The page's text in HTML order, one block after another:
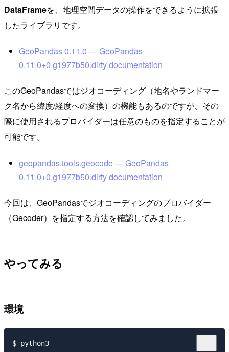
DataFrameを、地理空間データの操作をできるように拡張
したライブラリです。
GeoPandas 0.11.0 — GeoPandas
0.11.0+0.g1977b50.dirty documentation
このGeoPandasではジオコーディング（地名やランドマー
ク名から緯度/経度への変換）の機能もあるのですが、その
際に使用されるプロバイダーは任意のものを指定することが
可能です。
geopandas.tools.geocode — GeoPandas
0.11.0+0.g1977b50.dirty documentation
今回は、GeoPandasでジオコーディングのプロバイダー
（Gecoder）を指定する方法を確認してみました。
やってみる
環境
$ python3